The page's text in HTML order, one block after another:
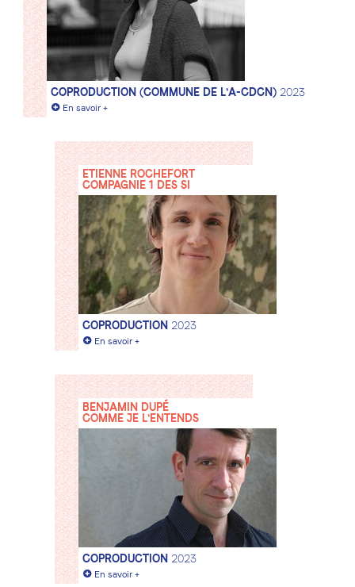
COPRODUCTION (COMMUNE DE L'A-CDCN) 2023
+En savoir +
ETIENNE ROCHEFORT
COMPAGNIE 1 DES SI
COPRODUCTION 2023
+ En savoir +
BENJAMIN DUPÉ
COMME JE L'ENTENDS
COPRODUCTION 2023
+ En savoir +